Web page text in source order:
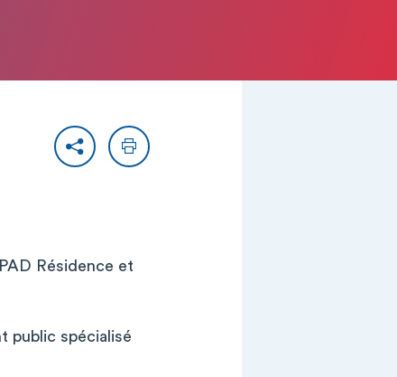
PartagerImprimer
Résidence et
public spécialisé